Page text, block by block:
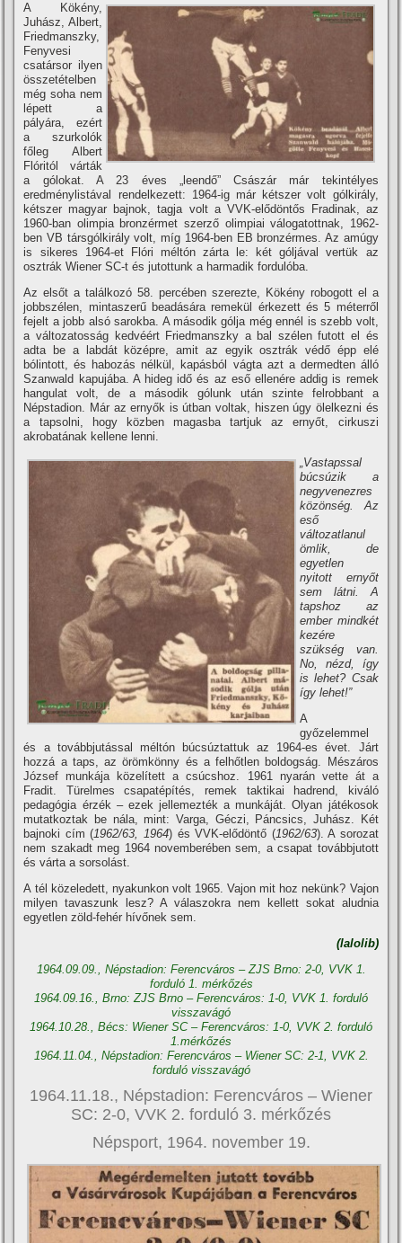
A Kökény,
Juhász, Albert,
Friedmanszky,
Fenyvesi
csatársor ilyen
összetételben
még soha nem
lépett a
pályára, ezért
a szurkolók
főleg Albert
Flóritól várták
a gólokat. A 23 éves „leendő” Császár már tekintélyes
eredménylistával rendelkezett: 1964-ig már kétszer volt gólkirály,
kétszer magyar bajnok, tagja volt a VVK-elődöntős Fradinak, az
1960-ban olimpia bronzérmet szerző olimpiai válogatottnak, 1962-
ben VB társgólkirály volt, mí­g 1964-ben EB bronzérmes. Az amúgy
is sikeres 1964-et Flóri méltón zárta le: két góljával vertük az
osztrák Wiener SC-t és jutottunk a harmadik fordulóba.
Az elsőt a találkozó 58. percében szerezte, Kökény robogott el a
jobbszélen, mintaszerű beadására remekül érkezett és 5 méterről
fejelt a jobb alsó sarokba. A második gólja még ennél is szebb volt,
a változatosság kedvéért Friedmanszky a bal szélen futott el és
adta be a labdát középre, amit az egyik osztrák védő épp elé
bólintott, és habozás nélkül, kapásból vágta azt a dermedten álló
Szanwald kapujába. A hideg idő és az eső ellenére addig is remek
hangulat volt, de a második gólunk után szinte felrobbant a
Népstadion. Már az ernyők is útban voltak, hiszen úgy ölelkezni és
a tapsolni, hogy közben magasba tartjuk az ernyőt, cirkuszi
akrobatának kellene lenni.
„Vastapssal
búcsúzik a
negyvenezres
közönség. Az
eső
változatlanul
ömlik, de
egyetlen
nyitott ernyőt
sem látni. A
tapshoz az
ember mindkét
kezére
szükség van.
No, nézd, í­gy
is lehet? Csak
í­gy lehet!”
A
győzelemmel
és a továbbjutással méltón búcsúztattuk az 1964-es évet. Járt
hozzá a taps, az örömkönny és a felhőtlen boldogság. Mészáros
József munkája közelí­tett a csúcshoz. 1961 nyarán vette át a
Fradit. Türelmes csapatépí­tés, remek taktikai hadrend, kiváló
pedagógia érzék – ezek jellemezték a munkáját. Olyan játékosok
mutatkoztak be nála, mint: Varga, Géczi, Páncsics, Juhász. Két
bajnoki cí­m (1962/63, 1964) és VVK-elődöntő (1962/63). A sorozat
nem szakadt meg 1964 novemberében sem, a csapat továbbjutott
és várta a sorsolást.
A tél közeledett, nyakunkon volt 1965. Vajon mit hoz nekünk? Vajon
milyen tavaszunk lesz? A válaszokra nem kellett sokat aludnia
egyetlen zöld-fehér hí­vőnek sem.
(lalolib)
1964.09.09., Népstadion: Ferencváros – ZJS Brno: 2-0, VVK 1.
forduló 1. mérkőzés
1964.09.16., Brno: ZJS Brno – Ferencváros: 1-0, VVK 1. forduló
visszavágó
1964.10.28., Bécs: Wiener SC – Ferencváros: 1-0, VVK 2. forduló
1.mérkőzés
1964.11.04., Népstadion: Ferencváros – Wiener SC: 2-1, VVK 2.
forduló visszavágó
1964.11.18., Népstadion: Ferencváros – Wiener
SC: 2-0, VVK 2. forduló 3. mérkőzés
Népsport, 1964. november 19.